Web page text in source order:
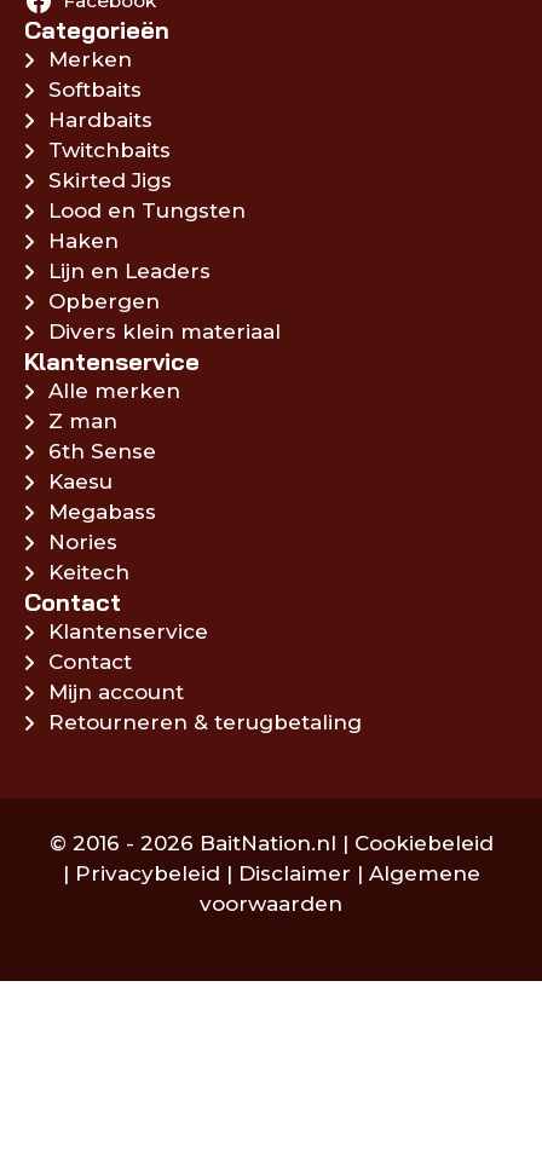
Categorieën
Merken
Softbaits
Hardbaits
Twitchbaits
Skirted Jigs
Lood en Tungsten
Haken
Lijn en Leaders
Opbergen
Divers klein materiaal
Klantenservice
Alle merken
Z man
6th Sense
Kaesu
Megabass
Nories
Keitech
Contact
Klantenservice
Contact
Mijn account
Retourneren & terugbetaling
© 2016 - 2026 BaitNation.nl | Cookiebeleid
| Privacybeleid | Disclaimer | Algemene
voorwaarden